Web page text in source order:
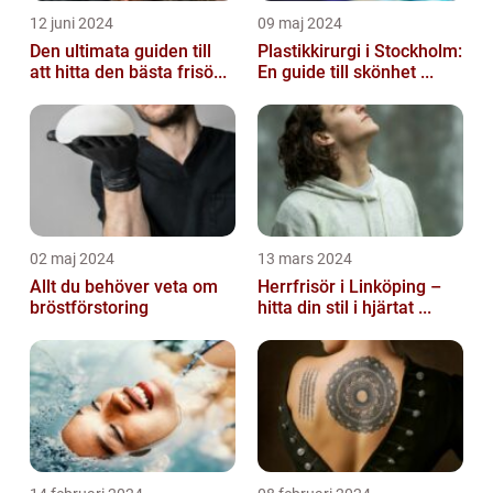
12 juni 2024
Den ultimata guiden till
att hitta den bästa frisö...
09 maj 2024
Plastikkirurgi i Stockholm:
En guide till skönhet ...
02 maj 2024
Allt du behöver veta om
bröstförstoring
13 mars 2024
Herrfrisör i Linköping –
hitta din stil i hjärtat ...